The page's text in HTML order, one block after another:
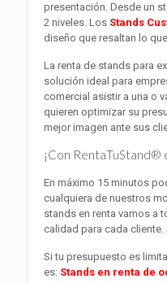
presentación. Desde un
2 niveles. Los Stands
diseño que resaltan lo
La renta de stands para
solución ideal para
comercial asistir a una o
quieren optimizar su
mejor imagen ante sus
¡Con RentaTuStand®
En máximo 15 minutos
cualquiera de nuestros
stands en renta vamos a
calidad para cada cliente.
Si tu presupuesto es
es: Stands en renta de